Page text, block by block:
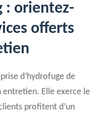
: orientez-
offerts
d’hydrofuge de
Elle exerce le
profitent d’un